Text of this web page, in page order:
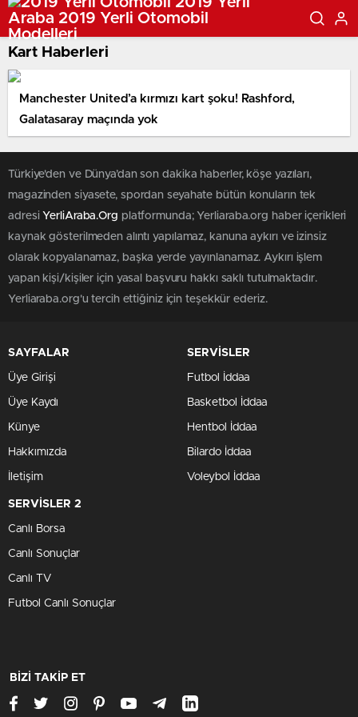
Kart Haberleri
Manchester United’a kırmızı kart şoku! Rashford,
Galatasaray maçında yok
Türkiye'den ve Dünya’dan son dakika haberler, köşe yazıları,
magazinden siyasete, spordan seyahate bütün konuların tek
adresi YerliAraba.Org platformunda; Yerliaraba.org haber içerikleri
kaynak gösterilmeden alıntı yapılamaz, kanuna aykırı ve izinsiz
olarak kopyalanamaz, başka yerde yayınlanamaz. Aykırı işlem
yapan kişi/kişiler için yasal başvuru hakkı saklı tutulmaktadır.
Yerliaraba.org'u tercih ettiğiniz için teşekkür ederiz.
SAYFALAR
Üye Girişi
Üye Kaydı
Künye
Hakkımızda
İletişim
SERVİSLER
Futbol İddaa
Basketbol İddaa
Hentbol İddaa
Bilardo İddaa
Voleybol İddaa
SERVİSLER 2
Canlı Borsa
Canlı Sonuçlar
Canlı TV
Futbol Canlı Sonuçlar
BİZİ TAKİP ET